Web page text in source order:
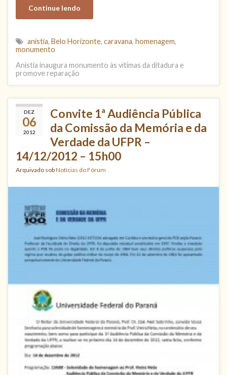
Continue lendo
anistia, Belo Horizonte, caravana, homenagem,
monumento
Anistia inaugura monumento às vítimas da ditadura e
promove reparação
DEZ
06
2012
Convite 1ª Audiência Pública
da Comissão da Memória e da
Verdade da UFPR –
14/12/2012 – 15h00
Arquivado sobNotícias do Fórum